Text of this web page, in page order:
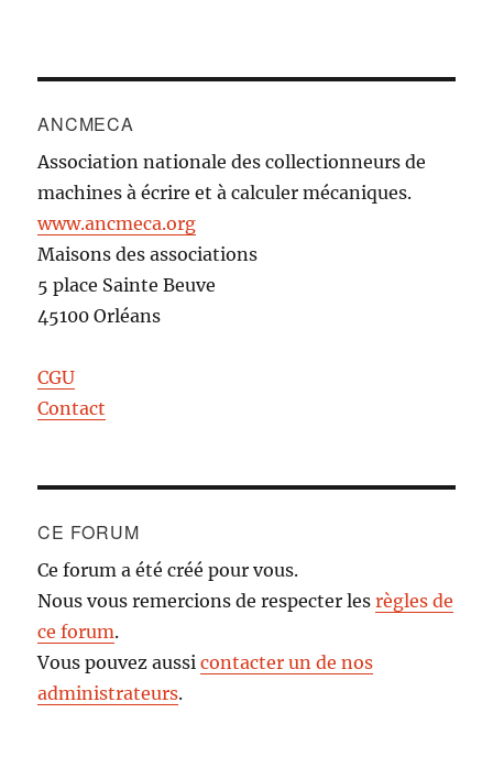
ANCMECA
Association nationale des collectionneurs de
machines à écrire et à calculer mécaniques.
www.ancmeca.org
Maisons des associations
5 place Sainte Beuve
45100 Orléans
CGU
Contact
CE FORUM
Ce forum a été créé pour vous.
Nous vous remercions de respecter lesrègles de
ce forum.
Vous pouvez aussicontacter un de nos
administrateurs.